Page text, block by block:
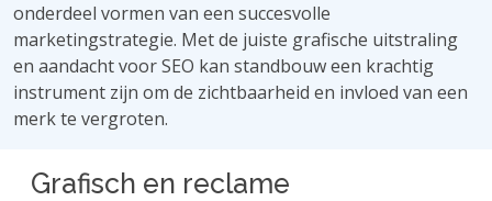
onderdeel vormen van een succesvolle
marketingstrategie. Met de juiste grafische uitstraling
en aandacht voor SEO kan standbouw een krachtig
instrument zijn om de zichtbaarheid en invloed van een
merk te vergroten.
Grafisch en reclame